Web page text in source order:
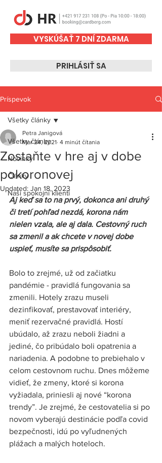
VYSKÚŠAŤ 7 DNÍ ZDARMA
PRIHLÁSIŤ SA
Príspevok
Všetky články
Novinky
Články
Naši spokojní klienti
Všetky články
Zostaňte v hre aj v dobe
pokoronovej
Petra Janigová
Mar 24, 2021 4 minút čítania
Updated: Jan 18, 2023
Aj keď sa to na prvý, dokonca ani druhý
či tretí pohľad nezdá, korona nám
nielen vzala, ale aj dala. Cestovný ruch
sa zmenil a ak chcete v novej dobe
uspieť, musíte sa prispôsobiť.
Bolo to zrejmé, už od začiatku
pandémie - pravidlá fungovania sa
zmenili. Hotely zrazu museli
dezinfikovať, prestavovať interiéry,
meniť rezervačné pravidlá. Hostí
ubúdalo, až zrazu neboli žiadni a
jediné, čo pribúdalo boli opatrenia a
nariadenia. A podobne to prebiehalo v
celom cestovnom ruchu. Dnes môžeme
vidieť, že zmeny, ktoré si korona
vyžiadala, priniesli aj nové “korona
trendy”. Je zrejmé, že cestovatelia si po
novom vyberajú destinácie podľa covid
bezpečnosti, idú po vyľudnených
plážach a malých hoteloch.